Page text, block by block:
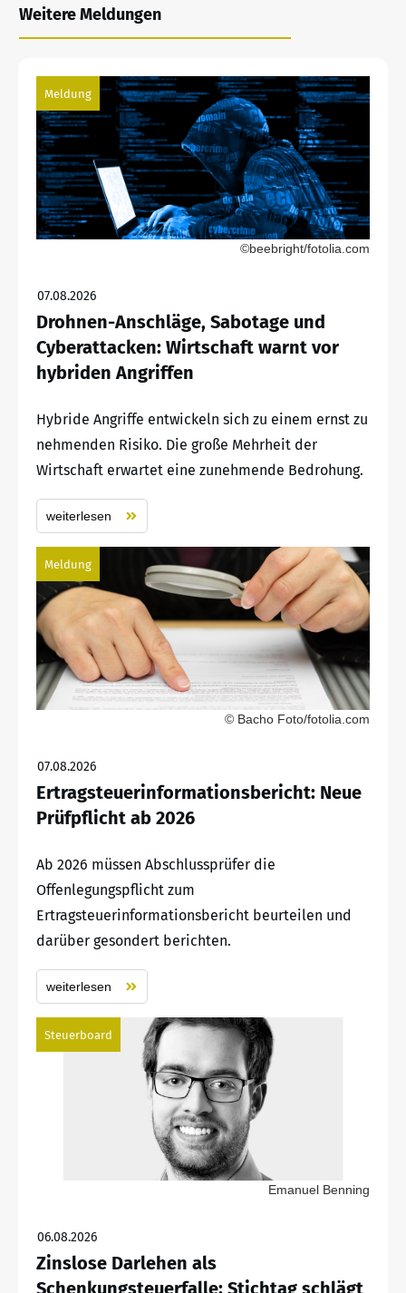
Weitere Meldungen
Meldung
©beebright/fotolia.com
07.08.2026
Drohnen-Anschläge, Sabotage und
Cyberattacken: Wirtschaft warnt vor
hybriden Angriffen
Hybride Angriffe entwickeln sich zu einem ernst zu
nehmenden Risiko. Die große Mehrheit der
Wirtschaft erwartet eine zunehmende Bedrohung.
weiterlesen
Meldung
© Bacho Foto/fotolia.com
07.08.2026
Ertragsteuerinformationsbericht: Neue
Prüfpflicht ab 2026
Ab 2026 müssen Abschlussprüfer die
Offenlegungspflicht zum
Ertragsteuerinformationsbericht beurteilen und
darüber gesondert berichten.
weiterlesen
Steuerboard
Emanuel Benning
06.08.2026
Zinslose Darlehen als
Schenkungsteuerfalle: Stichtag schlägt